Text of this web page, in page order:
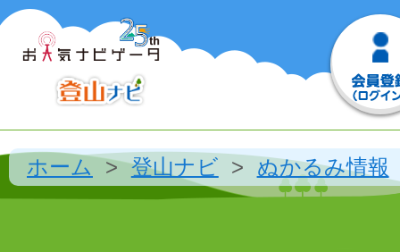
ホーム 登山ナビ ぬかるみ情報